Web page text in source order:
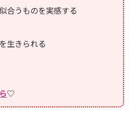
合うものを実感する
生きられる
♡